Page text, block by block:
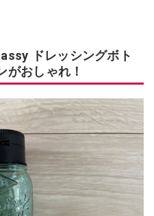
ドレッシングボト
がおしゃれ！